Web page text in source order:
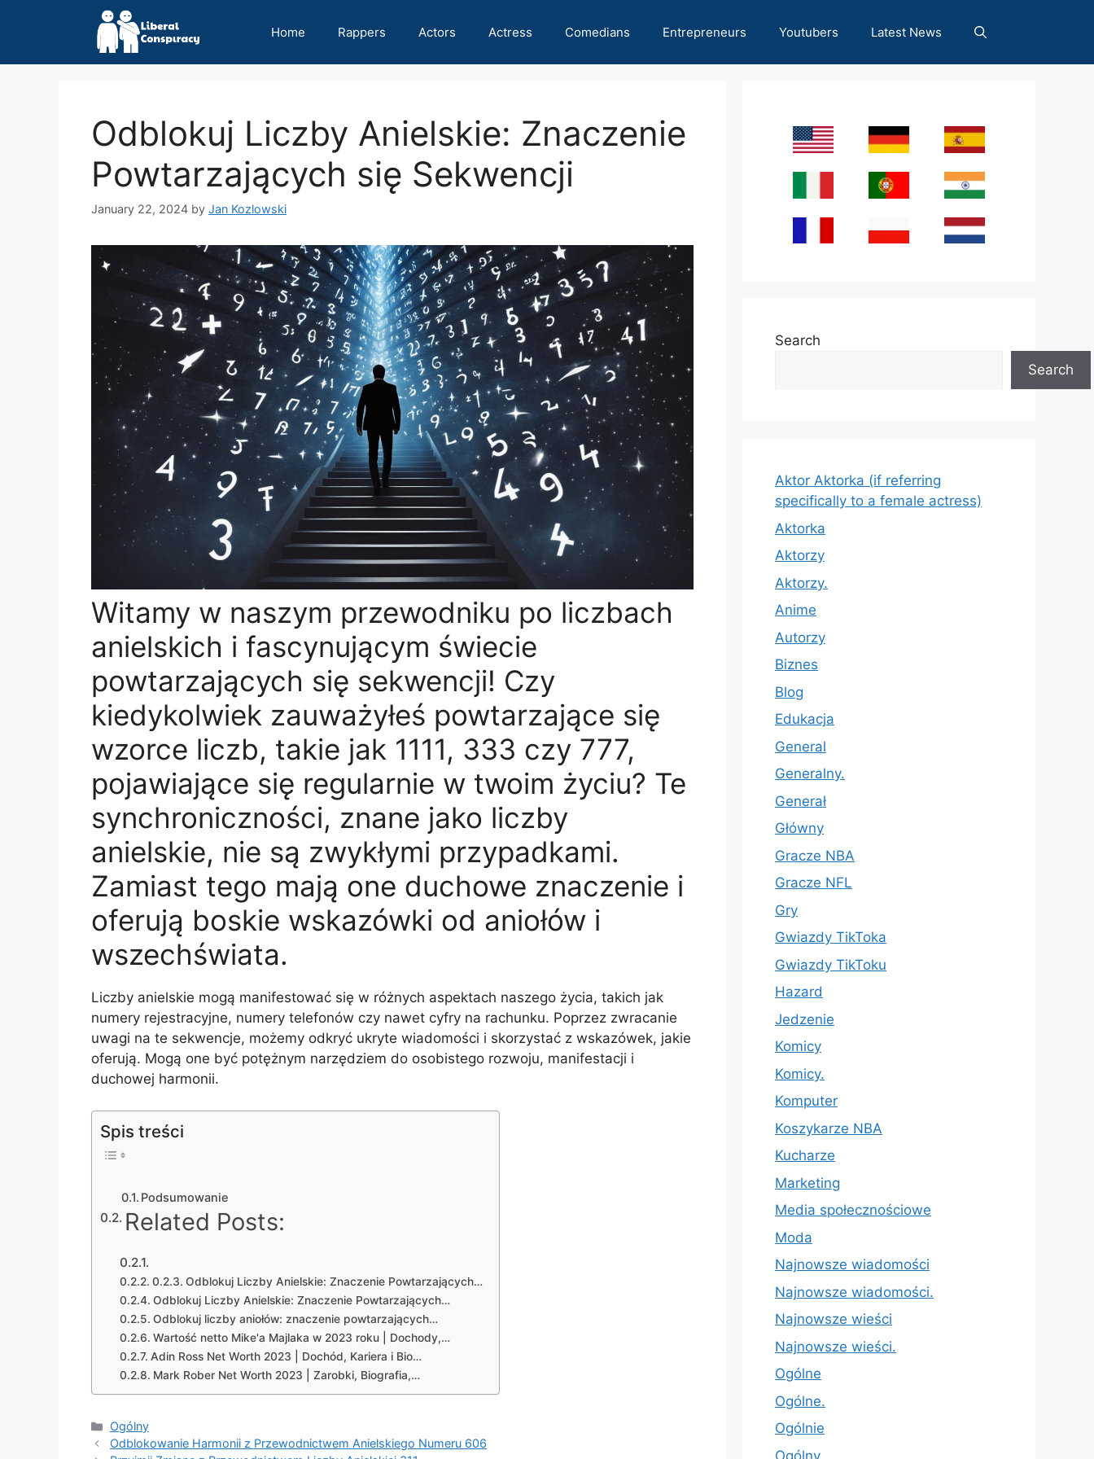
Home Rappers Actors Actress Comedians Entrepreneurs Youtubers Latest News
Odblokuj Liczby Anielskie: Znaczenie
Powtarzających się Sekwencji
January 22, 2024 by Jan Kozlowski
Witamy w naszym przewodniku po liczbach
anielskich i fascynującym świecie
powtarzających się sekwencji! Czy
kiedykolwiek zauważyłeś powtarzające się
wzorce liczb, takie jak 1111, 333 czy 777,
pojawiające się regularnie w twoim życiu? Te
synchroniczności, znane jako liczby
anielskie, nie są zwykłymi przypadkami.
Zamiast tego mają one duchowe znaczenie i
oferują boskie wskazówki od aniołów i
wszechświata.
Liczby anielskie mogą manifestować się w różnych aspektach naszego życia, takich jak
numery rejestracyjne, numery telefonów czy nawet cyfry na rachunku. Poprzez zwracanie
uwagi na te sekwencje, możemy odkryć ukryte wiadomości i skorzystać z wskazówek, jakie
oferują. Mogą one być potężnym narzędziem do osobistego rozwoju, manifestacji i
duchowej harmonii.
Spis treści
Podsumowanie
Related Posts:
Odblokuj Liczby Anielskie: Znaczenie Powtarzających…
Odblokuj Liczby Anielskie: Znaczenie Powtarzających…
Odblokuj liczby aniołów: znaczenie powtarzających…
Wartość netto Mike'a Majlaka w 2023 roku | Dochody,…
Adin Ross Net Worth 2023 | Dochód, Kariera i Bio…
Mark Rober Net Worth 2023 | Zarobki, Biografia,…
Categories
Ogólny
Odblokowanie Harmonii z Przewodnictwem Anielskiego Numeru 606
Search
Search
Aktor Aktorka (if referring
specifically to a female actress)
Aktorka
Aktorzy
Aktorzy.
Anime
Autorzy
Biznes
Blog
Edukacja
General
Generalny.
Generał
Główny
Gracze NBA
Gracze NFL
Gry
Gwiazdy TikToka
Gwiazdy TikToku
Hazard
Jedzenie
Komicy
Komicy.
Komputer
Koszykarze NBA
Kucharze
Marketing
Media społecznościowe
Moda
Najnowsze wiadomości
Najnowsze wiadomości.
Najnowsze wieści
Najnowsze wieści.
Ogólne
Ogólne.
Ogólnie
Ogólny